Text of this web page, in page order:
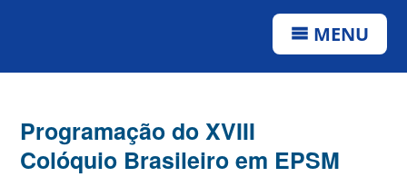
MENU
Programação do XVIII
Colóquio Brasileiro em EPSM